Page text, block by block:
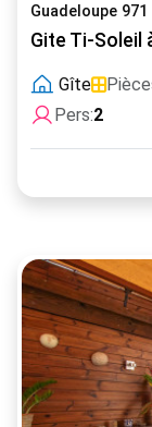
Guadeloupe 971
Gite Ti-Soleil
Gîte
Pers:2